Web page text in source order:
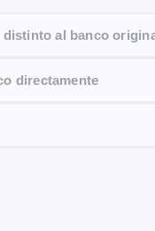
distinto al banco
directamente